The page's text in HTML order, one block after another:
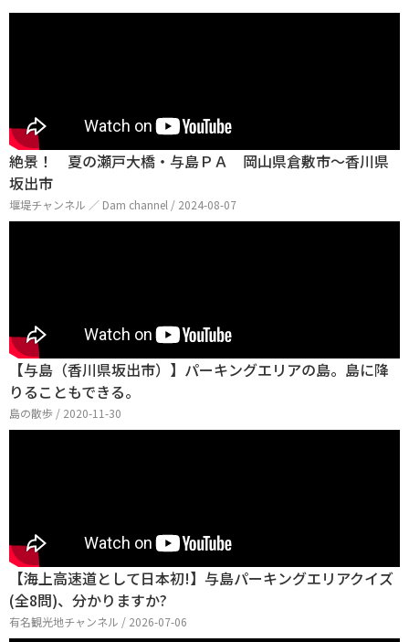
絶景！ 夏の瀬戸大橋・与島ＰＡ 岡山県倉敷市～香川県
坂出市
堰堤チャンネル ／ Dam channel / 2024-08-07
【与島（香川県坂出市）】パーキングエリアの島。島に降
りることもできる。
島の散歩 / 2020-11-30
【海上高速道として日本初!】与島パーキングエリアクイズ
(全8問)、分かりますか?
有名観光地チャンネル / 2026-07-06